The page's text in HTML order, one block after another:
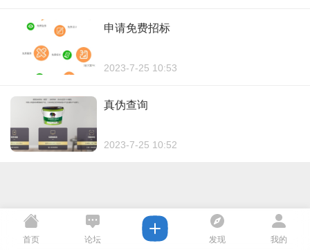
申请免费招标
2023-7-25 10:53
真伪查询
2023-7-25 10:52
首页 论坛 发现 我的